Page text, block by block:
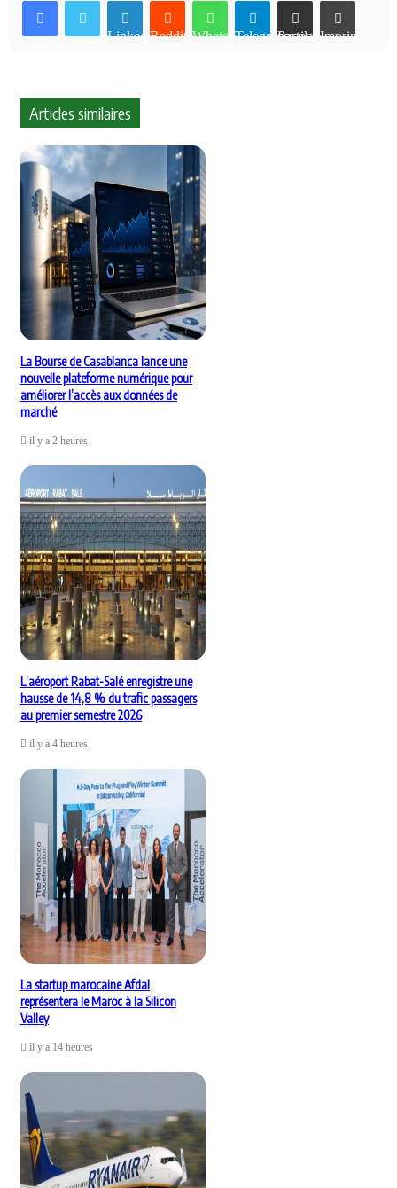
LinkedinReddit WhatsAppTelegramPartager par email Imprimer
Articles similaires
La Bourse de Casablanca lance une
nouvelle plateforme numérique pour
améliorer l’accès aux données de
marché
il y a 2 heures
L’aéroport Rabat-Salé enregistre une
hausse de 14,8 % du trafic passagers
au premier semestre 2026
il y a 4 heures
La startup marocaine Afdal
représentera le Maroc à la Silicon
Valley
il y a 14 heures